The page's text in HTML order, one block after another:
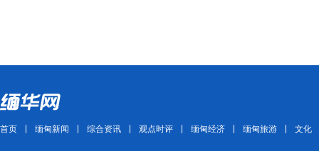
首页 缅甸新闻 综合资讯 观点时评 缅甸经济 缅甸旅游 文化